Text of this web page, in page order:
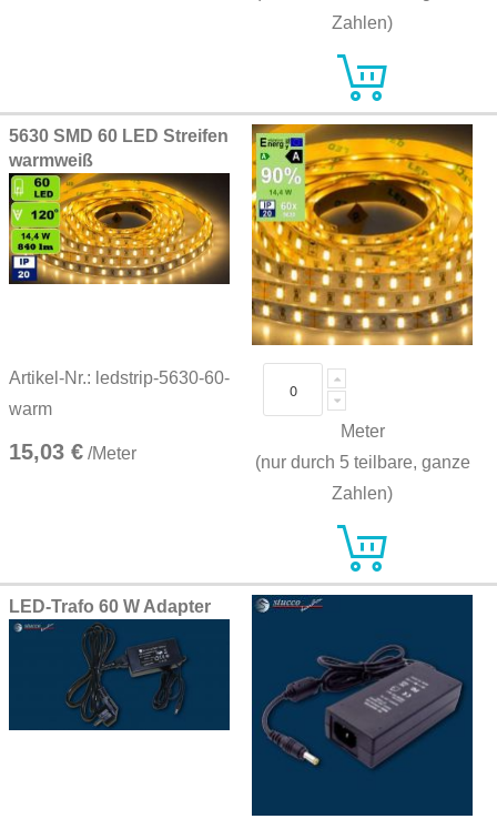
Zahlen)
5630 SMD 60 LED Streifen
warmweiß
Artikel-Nr.: ledstrip-5630-60-
warm
15,03 € /Meter
Meter
(nur durch 5 teilbare, ganze
Zahlen)
LED-Trafo 60 W Adapter